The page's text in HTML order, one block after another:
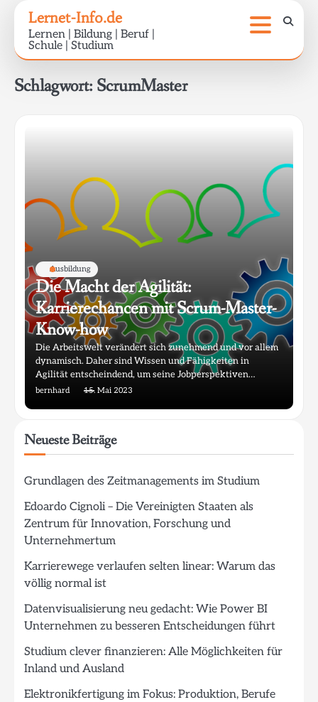
content
Lernet-Info.de
Lernen | Bildung | Beruf |
Schule | Studium
Schlagwort: ScrumMaster
Ausbildung
Die Macht der Agilität:
Karrierechancen mit Scrum-Master-
Know-how
Die Arbeitswelt verändert sich zunehmend und vor allem
dynamisch. Daher sind Wissen und Fähigkeiten in
Agilität entscheindend, um seine Jobperspektiven…
bernhard 15. Mai 2023
Neueste Beiträge
Grundlagen des Zeitmanagements im Studium
Edoardo Cignoli – Die Vereinigten Staaten als
Zentrum für Innovation, Forschung und
Unternehmertum
Karrierewege verlaufen selten linear: Warum das
völlig normal ist
Datenvisualisierung neu gedacht: Wie Power BI
Unternehmen zu besseren Entscheidungen führt
Studium clever finanzieren: Alle Möglichkeiten für
Inland und Ausland
Elektronikfertigung im Fokus: Produktion, Berufe